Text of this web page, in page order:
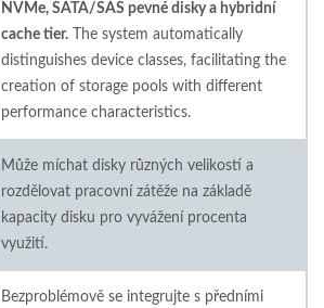
NVMe, SATA/SAS pevné disky a hybridní
cache tier. The system automatically
distinguishes device classes, facilitating the
creation of storage pools with different
performance characteristics.
Může míchat disky různých velikostí a
rozdělovat pracovní zátěže na základě
kapacity disku pro vyvážení procenta
využití.
Bezproblémově se integrujte s předními